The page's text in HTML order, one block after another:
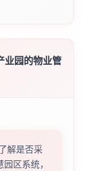
业园的物业管
解是否采
区系统，